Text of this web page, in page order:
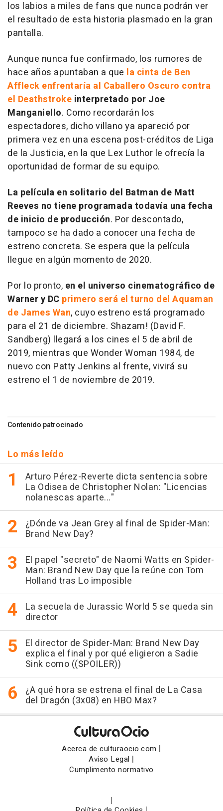
los labios a miles de fans que nunca podrán ver
el resultado de esta historia plasmado en la gran
pantalla.
Aunque nunca fue confirmado, los rumores de
hace años apuntaban a que la cinta de Ben
Affleck enfrentaría al Caballero Oscuro contra
el Deathstroke interpretado por Joe
Manganiello. Como recordarán los
espectadores, dicho villano ya apareció por
primera vez en una escena post-créditos de Liga
de la Justicia, en la que Lex Luthor le ofrecía la
oportunidad de formar de su equipo.
La película en solitario del Batman de Matt
Reeves no tiene programada todavía una fecha
de inicio de producción. Por descontado,
tampoco se ha dado a conocer una fecha de
estreno concreta. Se espera que la película
llegue en algún momento de 2020.
Por lo pronto, en el universo cinematográfico de
Warner y DC primero será el turno del Aquaman
de James Wan, cuyo estreno está programado
para el 21 de diciembre. Shazam! (David F.
Sandberg) llegará a los cines el 5 de abril de
2019, mientras que Wonder Woman 1984, de
nuevo con Patty Jenkins al frente, vivirá su
estreno el 1 de noviembre de 2019.
Contenido patrocinado
Lo más leído
Arturo Pérez-Reverte dicta sentencia sobre
La Odisea de Christopher Nolan: "Licencias
nolanescas aparte..."
¿Dónde va Jean Grey al final de Spider-Man:
Brand New Day?
El papel "secreto" de Naomi Watts en Spider-
Man: Brand New Day que la reúne con Tom
Holland tras Lo imposible
La secuela de Jurassic World 5 se queda sin
director
El director de Spider-Man: Brand New Day
explica el final y por qué eligieron a Sadie
Sink como ((SPOILER))
¿A qué hora se estrena el final de La Casa
del Dragón (3x08) en HBO Max?
Acerca de culturaocio.com |
Aviso Legal |
Cumplimento normativo
|